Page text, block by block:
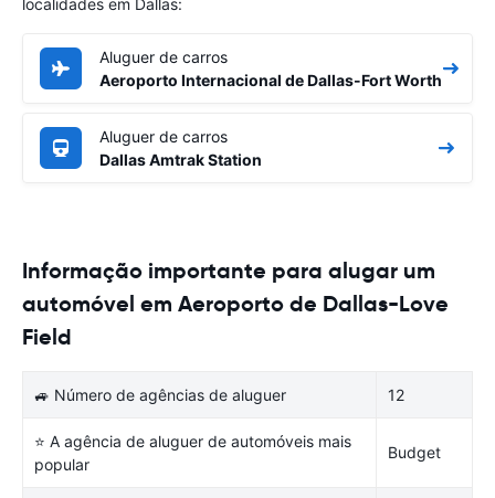
localidades em Dallas:
Aluguer de carros
Aeroporto Internacional de Dallas-Fort Worth
Aluguer de carros
Dallas Amtrak Station
Informação importante para alugar um
automóvel em Aeroporto de Dallas-Love
Field
🚙 Número de agências de aluguer 12
⭐ A agência de aluguer de automóveis mais
popular
Budget